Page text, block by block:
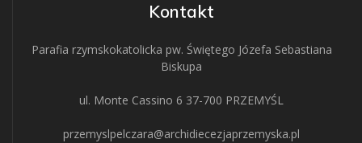
Kontakt
Parafia rzymskokatolicka pw. Świętego Józefa Sebastiana
Biskupa
ul. Monte Cassino 6 37-700 PRZEMYŚL
przemyslpelczara@archidiecezjaprzemyska.pl